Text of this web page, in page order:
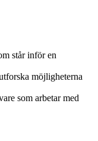
står inför en
möjligheterna
som arbetar med